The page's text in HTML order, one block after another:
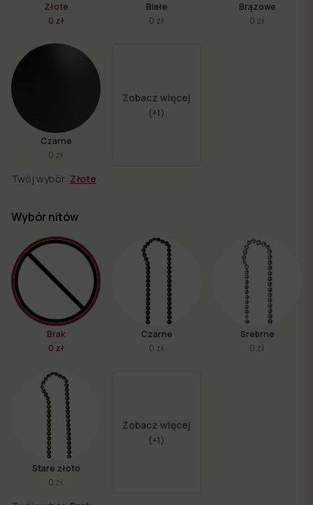
Złote
0 zł
Białe
0 zł
Brązowe
0 zł
Czarne
0 zł
Zobacz więcej
(+1)
Twój wybór: Złote
Wybór nitów
Brak
0 zł
Czarne
0 zł
Srebrne
0 zł
Stare złoto
0 zł
Zobacz więcej
(+1)